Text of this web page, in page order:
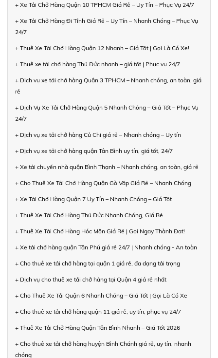
+ Xe Tải Chở Hàng Quận 10 TPHCM Giá Rẻ – Uy Tín – Phục Vụ 24/7
+ Xe Tải Chở Hàng Đi Tỉnh Giá Rẻ – Uy Tín – Nhanh Chóng – Phục Vụ
24/7
+ Thuê Xe Tải Chở Hàng Quận 12 Nhanh – Giá Tốt | Gọi Là Có Xe!
+ Thuê xe tải chở hàng Thủ Đức nhanh – giá tốt | Phục vụ 24/7
+ Dịch vụ xe tải chở hàng Quận 3 TPHCM – Nhanh chóng, an toàn, giá
rẻ
+ Dịch Vụ Xe Tải Chở Hàng Quận 5 Nhanh Chóng – Giá Tốt – Phục Vụ
24/7
+ Dịch vụ xe tải chở hàng Củ Chi giá rẻ – Nhanh chóng – Uy tín
+ Dịch vụ xe tải chở hàng quận Tân Bình uy tín, giá tốt, 24/7
+ Xe tải chuyển nhà quận Bình Thạnh – Nhanh chóng, an toàn, giá rẻ
+ Cho Thuê Xe Tải Chở Hàng Quận Gò Vấp Giá Rẻ – Nhanh Chóng
+ Xe Tải Chở Hàng Quận 7 Uy Tín – Nhanh Chóng – Giá Tốt
+ Thuê Xe Tải Chở Hàng Thủ Đức Nhanh Chóng, Giá Rẻ
+ Thuê Xe Tải Chở Hàng Hóc Môn Giá Rẻ | Gọi Ngay Thành Đạt!
+ Xe tải chở hàng quận Tân Phú giá rẻ 24/7 | Nhanh chóng - An toàn
+ Cho thuê xe tải chở hàng tại quận 1 giá rẻ, đa dạng tải trọng
+ Dịch vụ cho thuê xe tải chở hàng tại Quận 4 giá rẻ nhất
+ Cho Thuê Xe Tải Quận 6 Nhanh Chóng – Giá Tốt | Gọi Là Có Xe
+ Cho thuê xe tải chở hàng quận 11 giá rẻ, uy tín, phục vụ 24/7
+ Thuê Xe Tải Chở Hàng Quận Tân Bình Nhanh – Giá Tốt 2026
+ Cho thuê xe tải chở hàng huyện Bình Chánh giá rẻ, uy tín, nhanh
chóng